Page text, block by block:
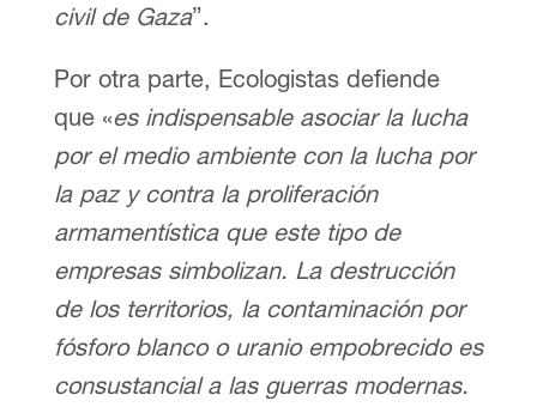
civil de Gaza”.
Por otra parte, Ecologistas defiende
que «es indispensable asociar la lucha
por el medio ambiente con la lucha por
la paz y contra la proliferación
armamentística que este tipo de
empresas simbolizan. La destrucción
de los territorios, la contaminación por
fósforo blanco o uranio empobrecido es
consustancial a las guerras modernas.